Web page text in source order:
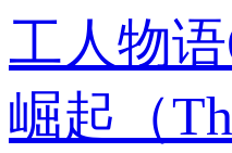
工人物
崛起（